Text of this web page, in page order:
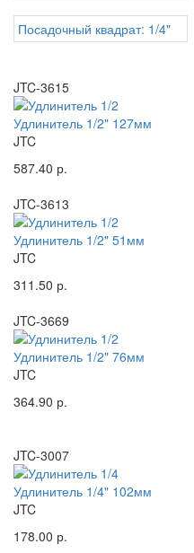
Посадочный квадрат: 1/4"
JTC-3615
Удлинитель 1/2" 127мм
JTC
587.40 р.
JTC-3613
Удлинитель 1/2" 51мм
JTC
311.50 р.
JTC-3669
Удлинитель 1/2" 76мм
JTC
364.90 р.
JTC-3007
Удлинитель 1/4" 102мм
JTC
178.00 р.